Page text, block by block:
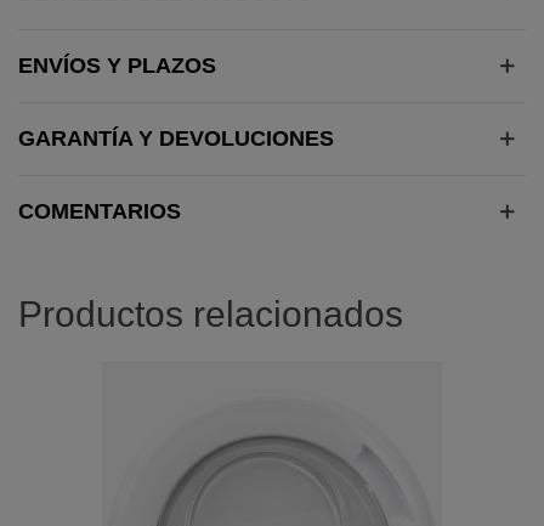
ENVÍOS Y PLAZOS
GARANTÍA Y DEVOLUCIONES
COMENTARIOS
Productos relacionados